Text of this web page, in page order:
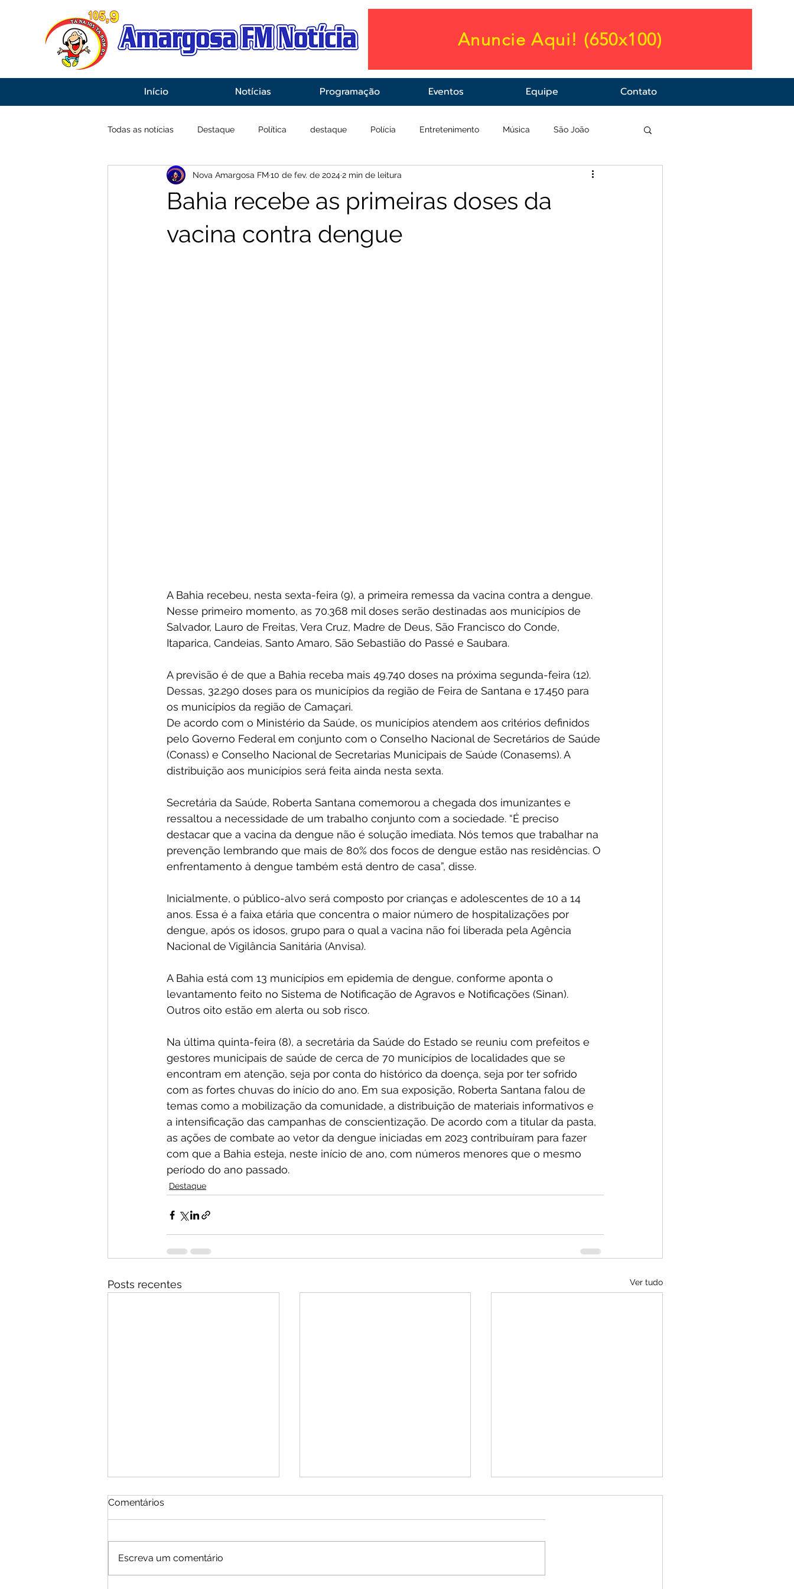
Anuncie Aqui! (650x100)
Início Notícias Programação Eventos Equipe Contato
Todas as notícias Destaque Política destaque Polícia Entretenimento Música São João
Economia Esportes Infraestrutura Saúde
Bahia recebe as primeiras doses da
vacina contra dengue
Nova Amargosa FM 10 de fev. de 20242 min de leitura
A Bahia recebeu, nesta sexta-feira (9), a primeira remessa da vacina contra a dengue.
Nesse primeiro momento, as 70.368 mil doses serão destinadas aos municípios de
Salvador, Lauro de Freitas, Vera Cruz, Madre de Deus, São Francisco do Conde,
Itaparica, Candeias, Santo Amaro, São Sebastião do Passé e Saubara.
A previsão é de que a Bahia receba mais 49.740 doses na próxima segunda-feira (12).
Dessas, 32.290 doses para os municípios da região de Feira de Santana e 17.450 para
os municípios da região de Camaçari.
De acordo com o Ministério da Saúde, os municípios atendem aos critérios definidos
pelo Governo Federal em conjunto com o Conselho Nacional de Secretários de Saúde
(Conass) e Conselho Nacional de Secretarias Municipais de Saúde (Conasems). A
distribuição aos municípios será feita ainda nesta sexta.
Secretária da Saúde, Roberta Santana comemorou a chegada dos imunizantes e
ressaltou a necessidade de um trabalho conjunto com a sociedade. “É preciso
destacar que a vacina da dengue não é solução imediata. Nós temos que trabalhar na
prevenção lembrando que mais de 80% dos focos de dengue estão nas residências. O
enfrentamento à dengue também está dentro de casa”, disse.
Inicialmente, o público-alvo será composto por crianças e adolescentes de 10 a 14
anos. Essa é a faixa etária que concentra o maior número de hospitalizações por
dengue, após os idosos, grupo para o qual a vacina não foi liberada pela Agência
Nacional de Vigilância Sanitária (Anvisa).
A Bahia está com 13 municípios em epidemia de dengue, conforme aponta o
levantamento feito no Sistema de Notificação de Agravos e Notificações (Sinan).
Outros oito estão em alerta ou sob risco.
Na última quinta-feira (8), a secretária da Saúde do Estado se reuniu com prefeitos e
gestores municipais de saúde de cerca de 70 municípios de localidades que se
encontram em atenção, seja por conta do histórico da doença, seja por ter sofrido
com as fortes chuvas do início do ano. Em sua exposição, Roberta Santana falou de
temas como a mobilização da comunidade, a distribuição de materiais informativos e
a intensificação das campanhas de conscientização. De acordo com a titular da pasta,
as ações de combate ao vetor da dengue iniciadas em 2023 contribuíram para fazer
com que a Bahia esteja, neste início de ano, com números menores que o mesmo
período do ano passado.
Destaque
Posts recentes Ver tudo
Comentários
Escreva um comentário